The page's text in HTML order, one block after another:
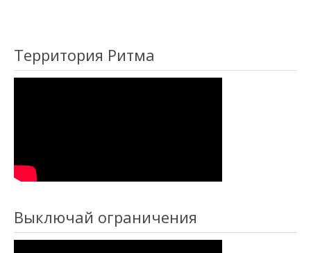
Территория Ритма
Выключай ограничения